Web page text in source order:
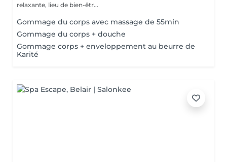
relaxante, lieu de bien-êtr...
Gommage du corps avec massage de 55min
Gommage du corps + douche
Gommage corps + enveloppement au beurre de
Karité